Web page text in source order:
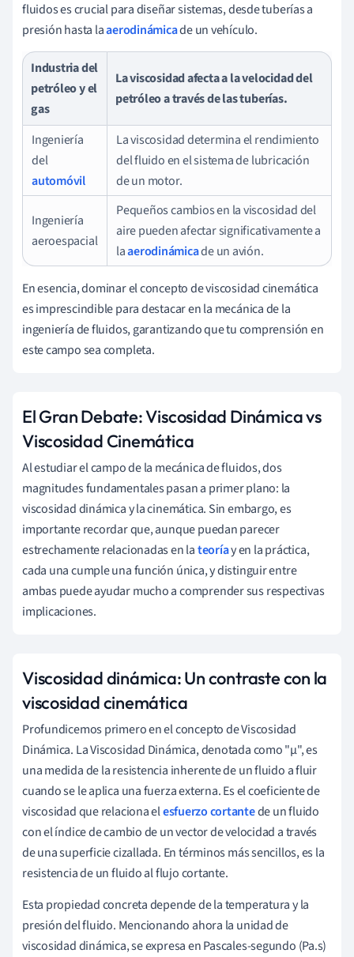
fluidos es crucial para diseñar sistemas, desde tuberías a
presión hasta laaerodinámicade un vehículo.
Industria del
petróleo y el
gas
La viscosidad afecta a la velocidad del
petróleo a través de las tuberías.
Ingeniería
del
automóvil
La viscosidad determina el rendimiento
del fluido en el sistema de lubricación
de un motor.
Ingeniería
aeroespacial
Pequeños cambios en la viscosidad del
aire pueden afectar significativamente a
laaerodinámicade un avión.
En esencia, dominar el concepto de viscosidad cinemática
es imprescindible para destacar en la mecánica de la
ingeniería de fluidos, garantizando que tu comprensión en
este campo sea completa.
El Gran Debate: Viscosidad Dinámica vs
Viscosidad Cinemática
Al estudiar el campo de la mecánica de fluidos, dos
magnitudes fundamentales pasan a primer plano: la
viscosidad dinámica y la cinemática. Sin embargo, es
importante recordar que, aunque puedan parecer
estrechamente relacionadas en lateoríay en la práctica,
cada una cumple una función única, y distinguir entre
ambas puede ayudar mucho a comprender sus respectivas
implicaciones.
Viscosidad dinámica: Un contraste con la
viscosidad cinemática
Profundicemos primero en el concepto de Viscosidad
Dinámica. La Viscosidad Dinámica, denotada como "μ", es
una medida de la resistencia inherente de un fluido a fluir
cuando se le aplica una fuerza externa. Es el coeficiente de
viscosidad que relaciona elesfuerzo cortantede un fluido
con el índice de cambio de un vector de velocidad a través
de una superficie cizallada. En términos más sencillos, es la
resistencia de un fluido al flujo cortante.
Esta propiedad concreta depende de la temperatura y la
presión del fluido. Mencionando ahora la unidad de
viscosidad dinámica, se expresa en Pascales-segundo (Pa.s)